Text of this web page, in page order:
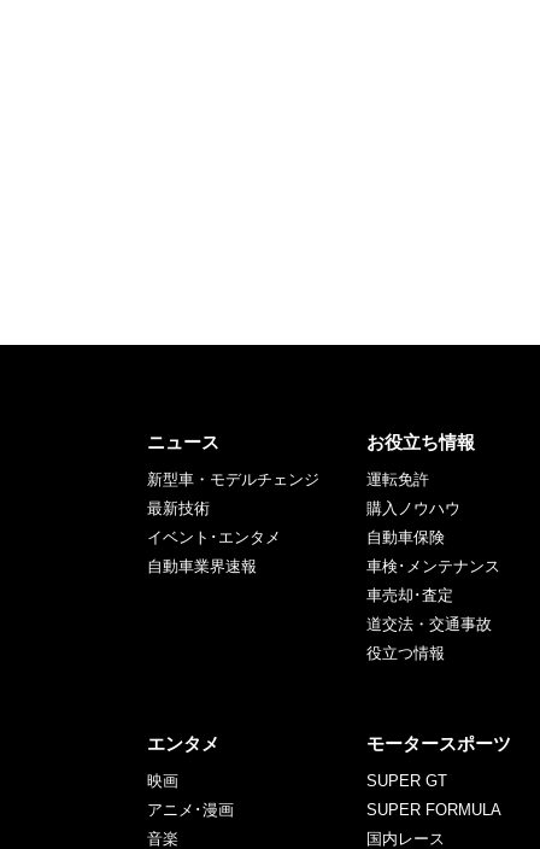
ニュース
新型車・モデルチェンジ
最新技術
イベント･エンタメ
自動車業界速報
お役立ち情報
運転免許
購入ノウハウ
自動車保険
車検･メンテナンス
車売却･査定
道交法・交通事故
役立つ情報
エンタメ
映画
アニメ･漫画
音楽
モータースポーツ
SUPER GT
SUPER FORMULA
国内レース